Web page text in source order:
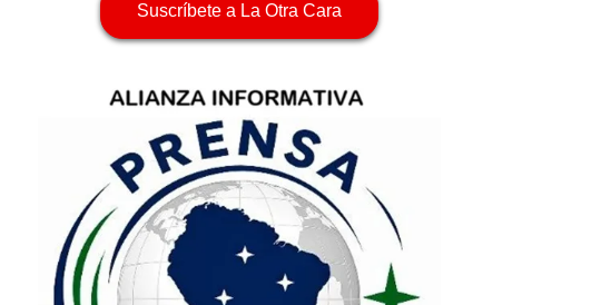
Suscríbete a La Otra Cara